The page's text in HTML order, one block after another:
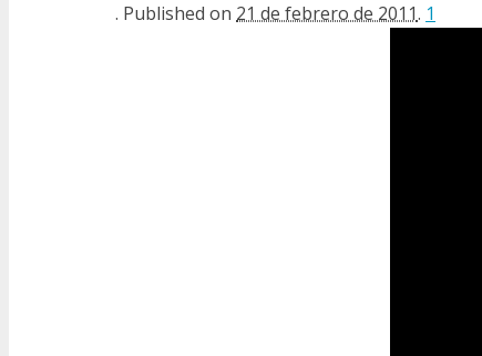
. Published on 21 de febrero de 2011. 1